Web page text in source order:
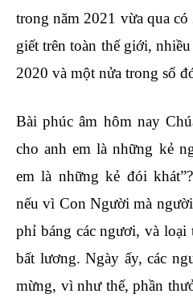
trong năm 2021 vừa qua
giết trên toàn thế giới,
2020 và một nửa trong số
Bài phúc âm hôm nay
cho anh em là những kẻ
em là những kẻ đói
nếu vì Con Người mà
phỉ báng các ngươi, và
bất lương. Ngày ấy, các
mừng, vì như thế, phần